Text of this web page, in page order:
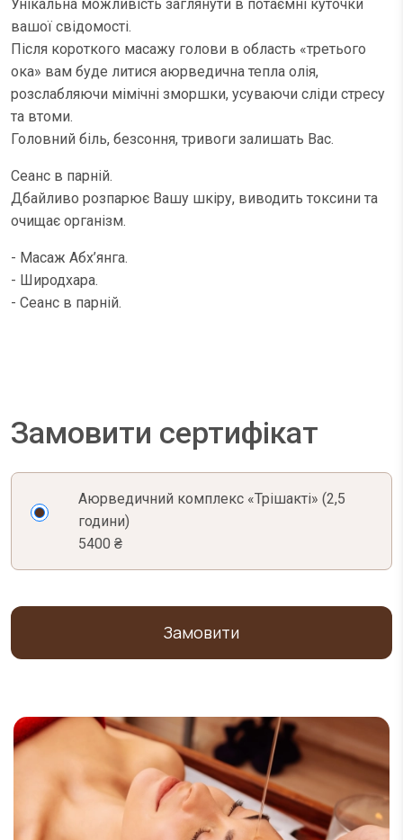
Унікальна можливість заглянути в потаємні куточки
вашої свідомості.
Після короткого масажу голови в область «третього
ока» вам буде литися аюрведична тепла олія,
розслабляючи мімічні зморшки, усуваючи сліди стресу
та втоми.
Головний біль, безсоння, тривоги залишать Вас.
Сеанс в парній.
Дбайливо розпарює Вашу шкіру, виводить токсини та
очищає організм.
- Масаж Абх’янга.
- Широдхара.
- Сеанс в парній.
Замовити сертифікат
Аюрведичний комплекс «Трішакті» (2,5
години)
5400 ₴
Замовити